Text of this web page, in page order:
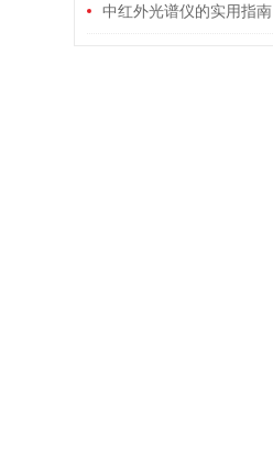
中红外光谱仪的实用指南